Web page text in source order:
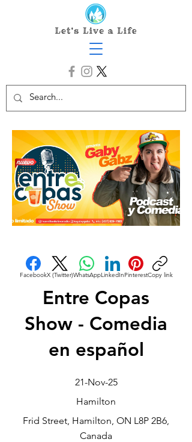
FacebookX (Twitter)WhatsAppLinkedInPinterestCopy link
Entre Copas
Show - Comedia
en español
21-Nov-25
Hamilton
Frid Street, Hamilton, ON L8P 2B6,
Canada